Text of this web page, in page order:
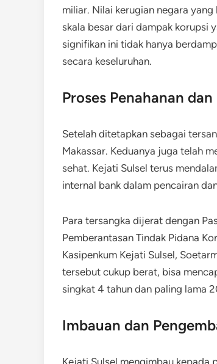
miliar. Nilai kerugian negara
skala besar dari dampak korupsi
signifikan ini tidak hanya
secara keseluruhan.
Proses Penahanan
Setelah ditetapkan sebagai
Makassar. Keduanya juga telah
sehat. Kejati Sulsel terus
internal bank dalam pencairan
Para tersangka dijerat dengan
Pemberantasan Tindak Pidana
Kasipenkum Kejati Sulsel,
tersebut cukup berat, bisa
singkat 4 tahun dan paling lama
Imbauan dan